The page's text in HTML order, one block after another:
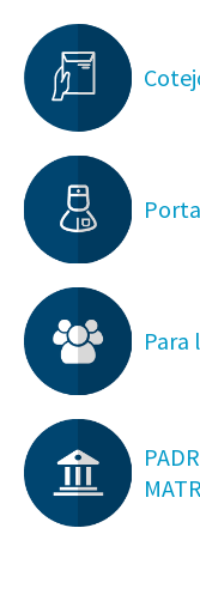
Para